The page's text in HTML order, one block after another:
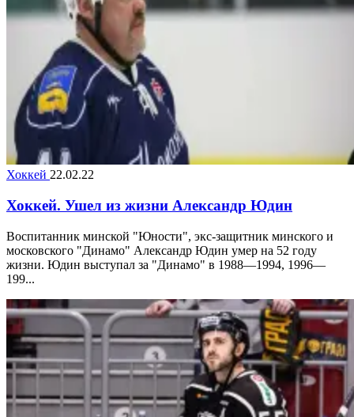
Хоккей 22.02.22
Хоккей. Ушел из жизни Александр Юдин
Воспитанник минской "Юности", экс-защитник минского и
московского "Динамо" Александр Юдин умер на 52 году
жизни. Юдин выступал за "Динамо" в 1988—1994, 1996—
199...